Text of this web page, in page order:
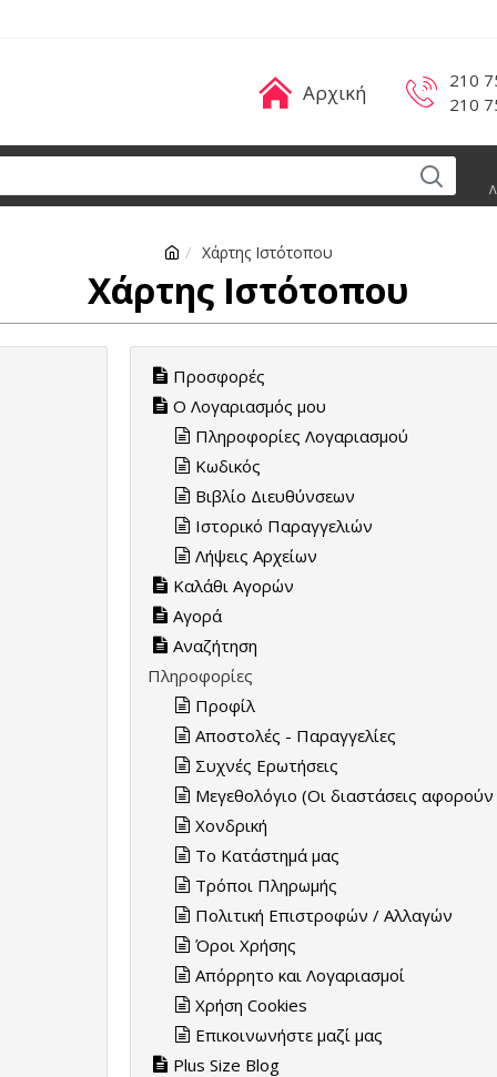
Αρχική
210
210
Χάρτης Ιστότοπου
Χάρτης Ιστότοπου
Προσφορές
Ο Λογαριασμός μου
Πληροφορίες Λογαριασμού
Κωδικός
Βιβλίο Διευθύνσεων
Ιστορικό Παραγγελιών
Λήψεις Αρχείων
Καλάθι Αγορών
Αγορά
Αναζήτηση
Πληροφορίες
Προφίλ
Aποστολές - Παραγγελίες
Συχνές Ερωτήσεις
Μεγεθολόγιο (Οι διαστάσεις
Χονδρική
Το Κατάστημά μας
Τρόποι Πληρωμής
Πολιτική Επιστροφών / Αλλαγών
Όροι Χρήσης
Απόρρητο και Λογαριασμοί
Χρήση Cookies
Επικοινωνήστε μαζί μας
Plus Size Blog